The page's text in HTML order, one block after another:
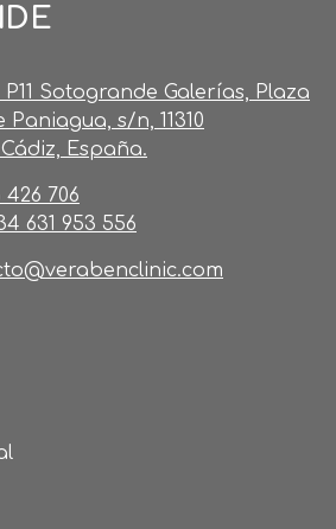
Sotogrande Galerías, Plaza
Paniagua, s/n, 11310
España.
426 706
631 953 556